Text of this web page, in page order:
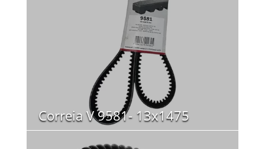
Correia V 9581- 13x1475